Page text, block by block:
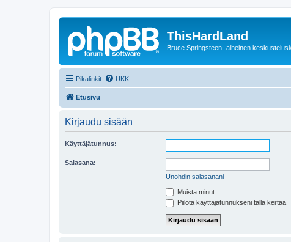
ThisHardLand
Bruce Springsteen -aiheinen
Pikalinkit UKK
Etusivu
Kirjaudu sisään
Käyttäjätunnus:
Salasana:
Unohdin salasanani
Muista minut
Piilota käyttäjätunnukseni tällä kertaa